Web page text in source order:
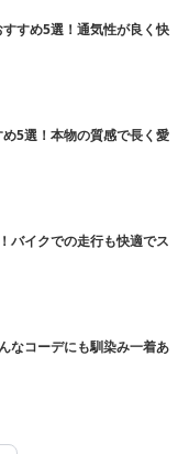
すめ5選！通気性が良く快
5選！本物の質感で長く愛
バイクでの走行も快適でス
なコーデにも馴染み一着あ